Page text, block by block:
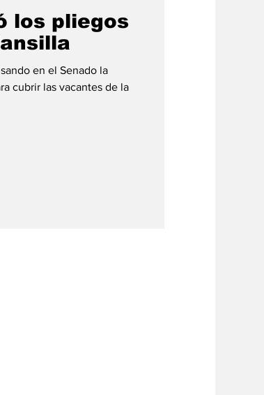
los pliegos
en el Senado la
cubrir las vacantes de la